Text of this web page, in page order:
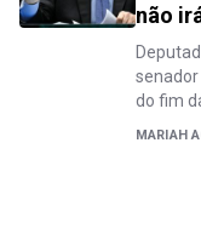
não
senador
do fim
MARIAH